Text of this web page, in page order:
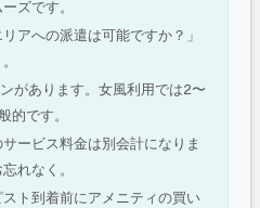
ズです。
アへの派遣は可能ですか？」
があります。女風利用では2〜
的です。
ービス料金は別会計になりま
れなく。
ト到着前にアメニティの買い